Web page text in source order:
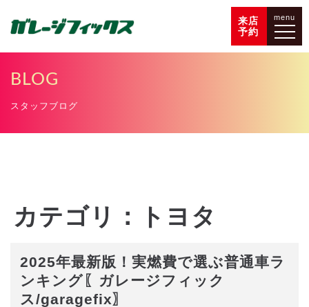
来店
予約
menu
BLOG
スタッフブログ
カテゴリ：トヨタ
2025年最新版！実燃費で選ぶ普通車ラ
ンキング〖ガレージフィック
ス/garagefix〗